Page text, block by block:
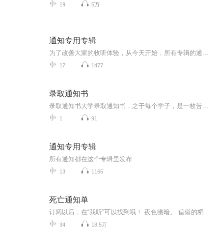
19 5万
通知专用专辑
17 1477
录取通知书
1 91
通知专用专辑
所有通知都在这个专辑里发布
13 1165
死亡通知单
34 18.5万